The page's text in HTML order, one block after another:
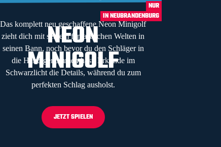
NUR
IN NEUBRANDENBURG
NEON
MINIGOLF
Das komplett neu geschaffene Neon Minigolf
zieht dich mit seinem fantastischen Welten in
seinen Bann, noch bevor du den Schläger in
die Hand genommen hast. Erkunde im
Schwarzlicht die Details, während du zum
perfekten Schlag ausholst.
JETZT SPIELEN